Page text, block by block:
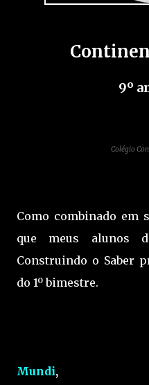
9º
Colégio
Como combinado em
que meus alunos
Construindo o Saber
do 1º bimestre.
Mundi,